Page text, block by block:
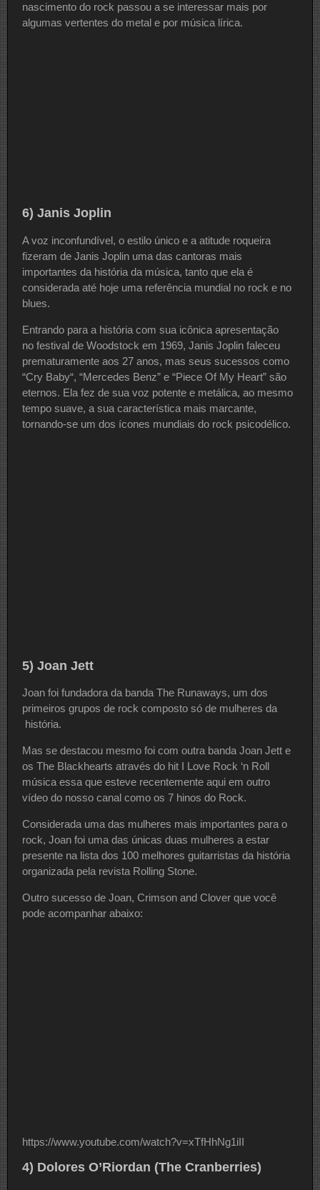
nascimento do rock passou a se interessar mais por
algumas vertentes do metal e por música lírica.
6) Janis Joplin
A voz inconfundível, o estilo único e a atitude roqueira
fizeram de Janis Joplin uma das cantoras mais
importantes da história da música, tanto que ela é
considerada até hoje uma referência mundial no rock e no
blues.
Entrando para a história com sua icônica apresentação
no festival de Woodstock em 1969, Janis Joplin faleceu
prematuramente aos 27 anos, mas seus sucessos como
“Cry Baby“, “Mercedes Benz” e “Piece Of My Heart” são
eternos. Ela fez de sua voz potente e metálica, ao mesmo
tempo suave, a sua característica mais marcante,
tornando-se um dos ícones mundiais do rock psicodélico.
5) Joan Jett
Joan foi fundadora da banda The Runaways, um dos
primeiros grupos de rock composto só de mulheres da
história.
Mas se destacou mesmo foi com outra banda Joan Jett e
os The Blackhearts através do hit I Love Rock ‘n Roll
música essa que esteve recentemente aqui em outro
vídeo do nosso canal como os 7 hinos do Rock.
Considerada uma das mulheres mais importantes para o
rock, Joan foi uma das únicas duas mulheres a estar
presente na lista dos 100 melhores guitarristas da história
organizada pela revista Rolling Stone.
Outro sucesso de Joan, Crimson and Clover que você
pode acompanhar abaixo:
https://www.youtube.com/watch?v=xTfHhNg1iII
4) Dolores O’Riordan (The Cranberries)